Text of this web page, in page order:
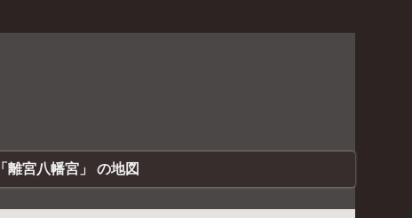
「離宮八幡宮」 の地図